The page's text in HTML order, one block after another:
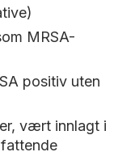
MRSA-
positiv uten
vært innlagt i